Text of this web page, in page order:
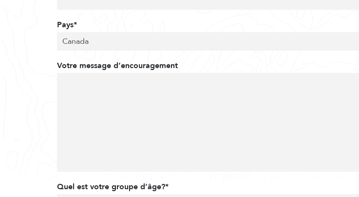
Pays*
Votre message d’encouragement
Quel est votre groupe d’âge?*